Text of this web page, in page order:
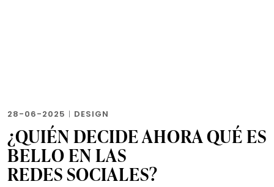
28-06-2025 | DESIGN
¿QUIÉN DECIDE AHORA QUÉ ES
BELLO EN LAS
REDES SOCIALES?